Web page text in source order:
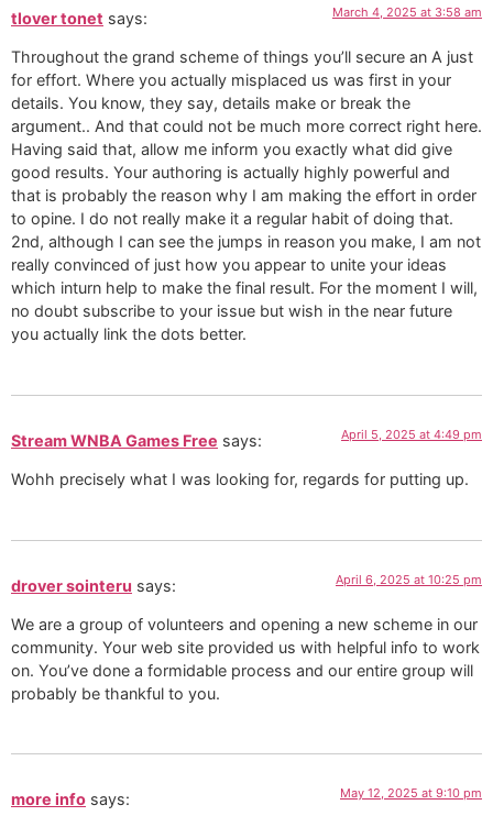
tlover tonet says: March 4, 2025 at 3:58 am
Throughout the grand scheme of things you’ll secure an A just
for effort. Where you actually misplaced us was first in your
details. You know, they say, details make or break the
argument.. And that could not be much more correct right here.
Having said that, allow me inform you exactly what did give
good results. Your authoring is actually highly powerful and
that is probably the reason why I am making the effort in order
to opine. I do not really make it a regular habit of doing that.
2nd, although I can see the jumps in reason you make, I am not
really convinced of just how you appear to unite your ideas
which inturn help to make the final result. For the moment I will,
no doubt subscribe to your issue but wish in the near future
you actually link the dots better.
Stream WNBA Games Free says: April 5, 2025 at 4:49 pm
Wohh precisely what I was looking for, regards for putting up.
drover sointeru says: April 6, 2025 at 10:25 pm
We are a group of volunteers and opening a new scheme in our
community. Your web site provided us with helpful info to work
on. You’ve done a formidable process and our entire group will
probably be thankful to you.
more info says: May 12, 2025 at 9:10 pm